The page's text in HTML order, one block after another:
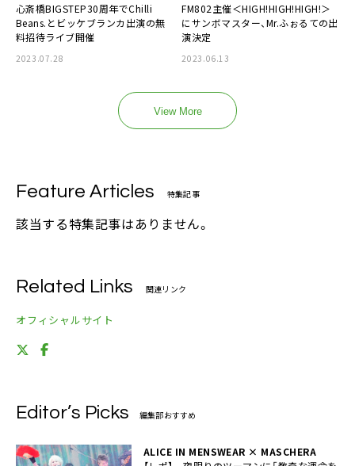
心斎橋BIGSTEP30周年でChilli
Beans.とビッケブランカ出演の無
料招待ライブ開催
2023.07.28
FM802主催＜HIGH!HIGH!HIGH!＞
にサンボマスター、Mr.ふぉるての出
演決定
2023.06.13
View More
Feature Articles 特集記事
該当する特集記事はありません。
Related Links 関連リンク
オフィシャルサイト
Editor’s Picks 編集部おすすめ
ALICE IN MENSWEAR × MASCHERA